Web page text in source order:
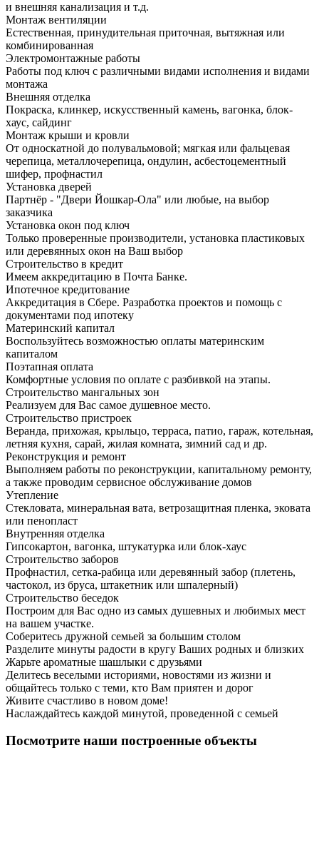
и внешняя канализация и т.д.
Монтаж вентиляции
Естественная, принудительная приточная, вытяжная или
комбинированная
Электромонтажные работы
Работы под ключ с различными видами исполнения и видами
монтажа
Внешняя отделка
Покраска, клинкер, искусственный камень, вагонка, блок-
хаус, сайдинг
Монтаж крыши и кровли
От односкатной до полувальмовой; мягкая или фальцевая
черепица, металлочерепица, ондулин, асбестоцементный
шифер, профнастил
Установка дверей
Партнёр - "Двери Йошкар-Ола" или любые, на выбор
заказчика
Установка окон под ключ
Только проверенные производители, установка пластиковых
или деревянных окон на Ваш выбор
Строительство в кредит
Имеем аккредитацию в Почта Банке.
Ипотечное кредитование
Аккредитация в Сбере. Разработка проектов и помощь с
документами под ипотеку
Материнский капитал
Воспользуйтесь возможностью оплаты материнским
капиталом
Поэтапная оплата
Комфортные условия по оплате с разбивкой на этапы.
Строительство мангальных зон
Реализуем для Вас самое душевное место.
Строительство пристроек
Веранда, прихожая, крыльцо, терраса, патио, гараж, котельная,
летняя кухня, сарай, жилая комната, зимний сад и др.
Реконструкция и ремонт
Выполняем работы по реконструкции, капитальному ремонту,
а также проводим сервисное обслуживание домов
Утепление
Стекловата, минеральная вата, ветрозащитная пленка, эковата
или пенопласт
Внутренняя отделка
Гипсокартон, вагонка, штукатурка или блок-хаус
Строительство заборов
Профнастил, сетка-рабица или деревянный забор (плетень,
частокол, из бруса, штакетник или шпалерный)
Строительство беседок
Построим для Вас одно из самых душевных и любимых мест
на вашем участке.
Соберитесь дружной семьей за большим столом
Разделите минуты радости в кругу Ваших родных и близких
Жарьте ароматные шашлыки с друзьями
Делитесь веселыми историями, новостями из жизни и
общайтесь только с теми, кто Вам приятен и дорог
Живите счастливо в новом доме!
Наслаждайтесь каждой минутой, проведенной с семьей
Посмотрите наши построенные объекты